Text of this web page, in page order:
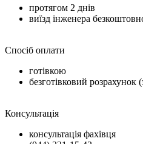
протягом 2 днів
виїзд інженера
Спосіб оплати
готівкою
безготівковий
Консультація
консультація фахівця